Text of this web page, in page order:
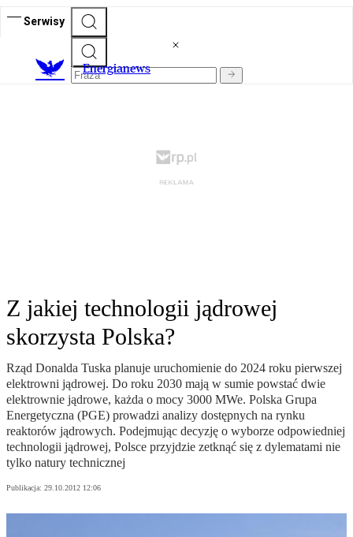
Serwisy
Energianews
Z jakiej technologii jądrowej
skorzysta Polska?
Rząd Donalda Tuska planuje uruchomienie do 2024 roku pierwszej
elektrowni jądrowej. Do roku 2030 mają w sumie powstać dwie
elektrownie jądrowe, każda o mocy 3000 MWe. Polska Grupa
Energetyczna (PGE) prowadzi analizy dostępnych na rynku
reaktorów jądrowych. Podejmując decyzję o wyborze odpowiedniej
technologii jądrowej, Polsce przyjdzie zetknąć się z dylematami nie
tylko natury technicznej
Publikacja: 29.10.2012 12:06